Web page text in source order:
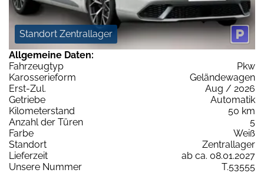
Standort Zentrallager
Allgemeine Daten:
Fahrzeugtyp
Pkw
Karosserieform
Geländewagen
Erst-Zul.
Aug / 2026
Getriebe
Automatik
Kilometerstand
50 km
Anzahl der Türen
5
Farbe
Weiß
Standort
Zentrallager
Lieferzeit
ab ca. 08.01.2027
Unsere Nummer
T.53555